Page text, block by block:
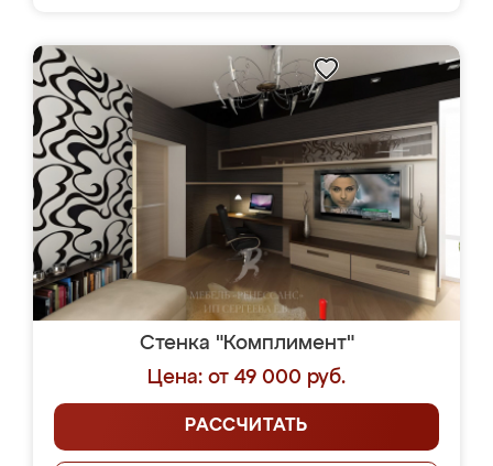
Стенка "Комплимент"
Цена: от 49 000 руб.
РАССЧИТАТЬ